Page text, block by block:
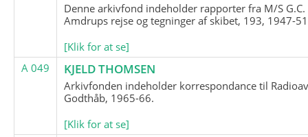
Denne arkivfond indeholder rapporter fra M/S G.C.
Amdrups rejse og tegninger af skibet, 193, 1947-
[Klik for at se]
A 049
KJELD THOMSEN
Arkivfonden indeholder korrespondance til
Godthåb, 1965-66.
[Klik for at se]